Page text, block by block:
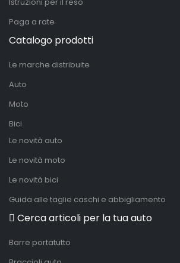
Paga a rate
Catalogo prodotti
Le marche distribuite
Auto
Moto
Bici
Le novità auto
Le novità moto
Le novità bici
Guida alle taglie caschi e abbigliamento
Cerca articoli per la tua auto
Barre portatutto